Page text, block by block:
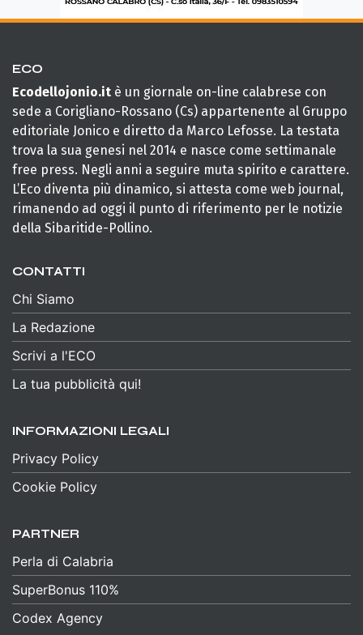
ECO
Ecodellojonio.it è un giornale on-line calabrese con
sede a Corigliano-Rossano (Cs) appartenente al Gruppo
editoriale Jonico e diretto da Marco Lefosse. La testata
trova la sua genesi nel 2014 e nasce come settimanale
free press. Negli anni a seguire muta spirito e carattere.
L’Eco diventa più dinamico, si attesta come web journal,
rimanendo ad oggi il punto di riferimento per le notizie
della Sibaritide-Pollino.
CONTATTI
Chi Siamo
La Redazione
Scrivi a l'ECO
La tua pubblicità qui!
INFORMAZIONI LEGALI
Privacy Policy
Cookie Policy
PARTNER
Perla di Calabria
SuperBonus 110%
Codex Agency